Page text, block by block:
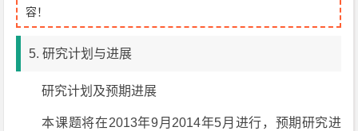
容！
5. 研究计划与进展
研究计划及预期进展
本课题将在2013年9月2014年5月进行，预期研究进